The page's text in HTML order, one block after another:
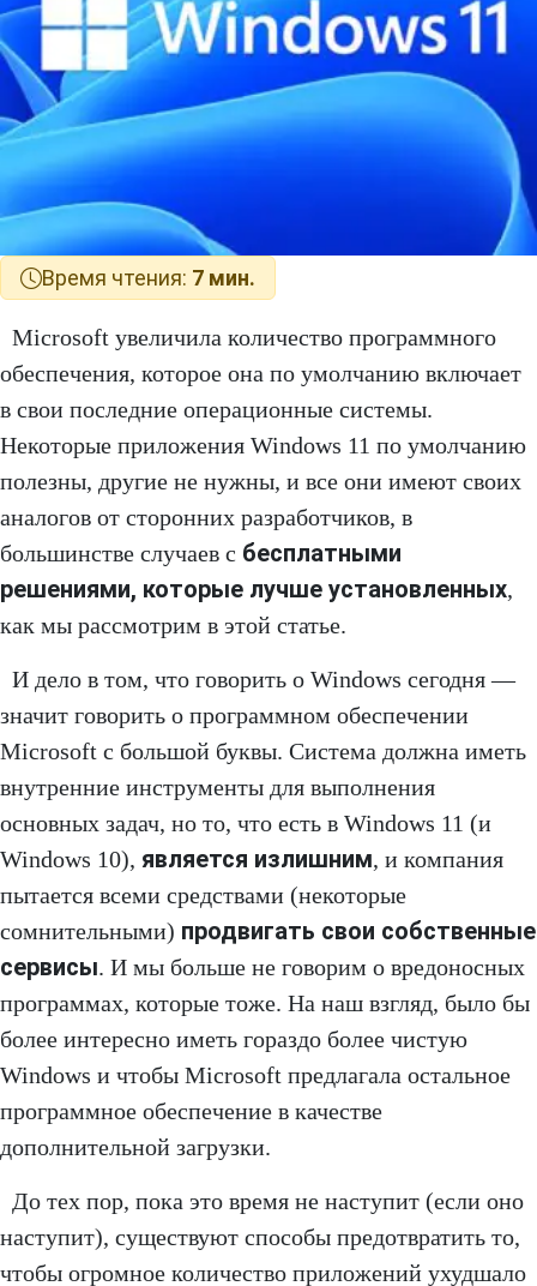
Время чтения: 7 мин.
Microsoft увеличила количество программного
обеспечения, которое она по умолчанию включает
в свои последние операционные системы.
Некоторые приложения Windows 11 по умолчанию
полезны, другие не нужны, и все они имеют своих
аналогов от сторонних разработчиков, в
большинстве случаев с бесплатными
решениями, которые лучше установленных,
как мы рассмотрим в этой статье.
И дело в том, что говорить о Windows сегодня —
значит говорить о программном обеспечении
Microsoft с большой буквы. Система должна иметь
внутренние инструменты для выполнения
основных задач, но то, что есть в Windows 11 (и
Windows 10), является излишним, и компания
пытается всеми средствами (некоторые
сомнительными) продвигать свои собственные
сервисы. И мы больше не говорим о вредоносных
программах, которые тоже. На наш взгляд, было бы
более интересно иметь гораздо более чистую
Windows и чтобы Microsoft предлагала остальное
программное обеспечение в качестве
дополнительной загрузки.
До тех пор, пока это время не наступит (если оно
наступит), существуют способы предотвратить то,
чтобы огромное количество приложений ухудшало